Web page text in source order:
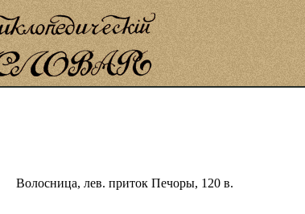
Волосница, лев. приток Печоры, 120 в.